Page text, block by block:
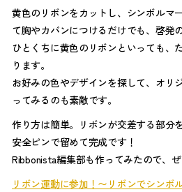
黄色のリボンをカットし、シンボルマ
て胸やカバンにつけるだけでも、啓発
ひとくちに黄色のリボンといっても、
ります。
お好みの色やデザインを探して、オリ
ってみるのも素敵です。
作り方は簡単。リボンが交差する部分
安全ピンで留めて完成です！
Ribbonista編集部も作ってみたので、ぜ
リボン運動に参加！〜リボンでシンボ